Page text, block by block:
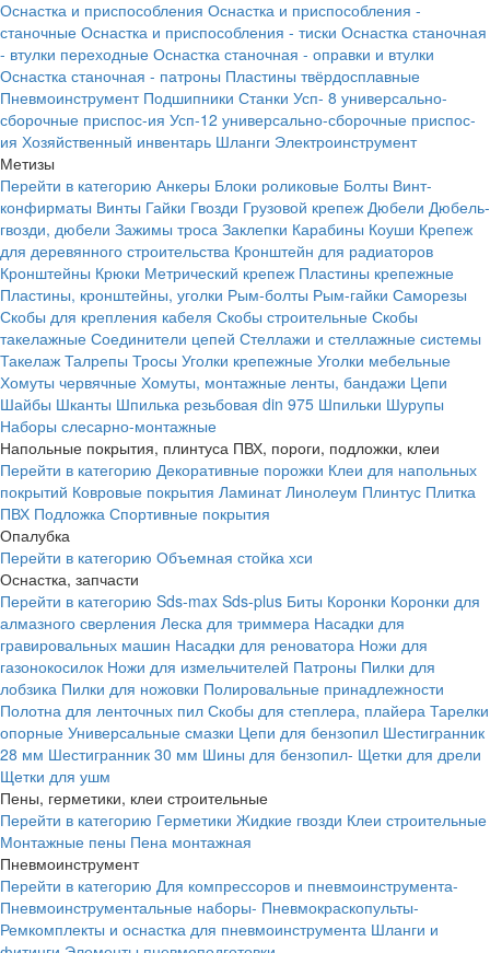
Оснастка и приспособления Оснастка и приспособления -
станочные Оснастка и приспособления - тиски Оснастка станочная
- втулки переходные Оснастка станочная - оправки и втулки
Оснастка станочная - патроны Пластины твёрдосплавные
Пневмоинструмент Подшипники Станки Усп- 8 универсально-
сборочные приспос-ия Усп-12 универсально-сборочные приспос-
ия Хозяйственный инвентарь Шланги Электроинструмент
Метизы
Перейти в категорию Анкеры Блоки роликовые Болты Винт-
конфирматы Винты Гайки Гвозди Грузовой крепеж Дюбели Дюбель-
гвозди, дюбели Зажимы троса Заклепки Карабины Коуши Крепеж
для деревянного строительства Кронштейн для радиаторов
Кронштейны Крюки Метрический крепеж Пластины крепежные
Пластины, кронштейны, уголки Рым-болты Рым-гайки Саморезы
Скобы для крепления кабеля Скобы строительные Скобы
такелажные Соединители цепей Стеллажи и стеллажные системы
Такелаж Талрепы Тросы Уголки крепежные Уголки мебельные
Хомуты червячные Хомуты, монтажные ленты, бандажи Цепи
Шайбы Шканты Шпилька резьбовая din 975 Шпильки Шурупы
Наборы слесарно-монтажные
Напольные покрытия, плинтуса ПВХ, пороги, подложки, клеи
Перейти в категорию Декоративные порожки Клеи для напольных
покрытий Ковровые покрытия Ламинат Линолеум Плинтус Плитка
ПВХ Подложка Спортивные покрытия
Опалубка
Перейти в категорию Объемная стойка хси
Оснастка, запчасти
Перейти в категорию Sds-max Sds-plus Биты Коронки Коронки для
алмазного сверления Леска для триммера Насадки для
гравировальных машин Насадки для реноватора Ножи для
газонокосилок Ножи для измельчителей Патроны Пилки для
лобзика Пилки для ножовки Полировальные принадлежности
Полотна для ленточных пил Скобы для степлера, плайера Тарелки
опорные Универсальные смазки Цепи для бензопил Шестигранник
28 мм Шестигранник 30 мм Шины для бензопил- Щетки для дрели
Щетки для ушм
Пены, герметики, клеи строительные
Перейти в категорию Герметики Жидкие гвозди Клеи строительные
Монтажные пены Пена монтажная
Пневмоинструмент
Перейти в категорию Для компрессоров и пневмоинструмента-
Пневмоинструментальные наборы- Пневмокраскопульты-
Ремкомплекты и оснастка для пневмоинструмента Шланги и